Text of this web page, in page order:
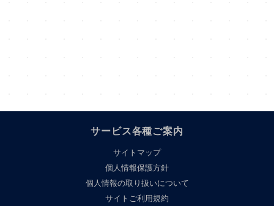
サービス各種ご案内
サイトマップ
個人情報保護方針
個人情報の取り扱いについて
サイトご利用規約